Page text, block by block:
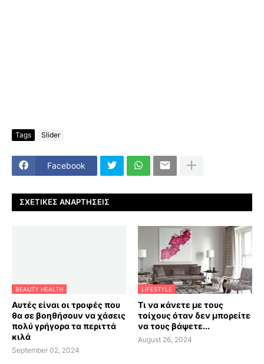
Tags Slider
Facebook
ΣΧΕΤΙΚΈΣ ΑΝΑΡΤΉΣΕΙΣ
BEAUTY HEALTH
Αυτές είναι οι τροφές που
θα σε βοηθήσουν να χάσεις
πολύ γρήγορα τα περιττά
κιλά
September 02, 2024
LIFESTYLE
Τι να κάνετε με τους
τοίχους όταν δεν μπορείτε
να τους βάψετε...
August 26, 2024